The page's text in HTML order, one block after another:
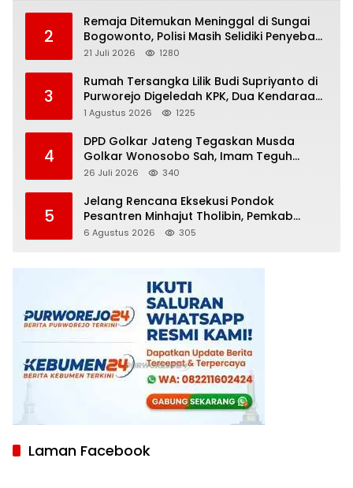
2
Remaja Ditemukan Meninggal di Sungai
Bogowonto, Polisi Masih Selidiki Penyebab
Kematian
21 Juli 2026 1280
3
Rumah Tersangka Lilik Budi Supriyanto di
Purworejo Digeledah KPK, Dua Kendaraan
Diamankan
1 Agustus 2026 1225
4
DPD Golkar Jateng Tegaskan Musda
Golkar Wonosobo Sah, Imam Teguh
Purnomo Terpilih Secara Aklamasi
26 Juli 2026 340
5
Jelang Rencana Eksekusi Pondok
Pesantren Minhajut Tholibin, Pemkab
Purworejo Dorong Penundaan hingga
6 Agustus 2026 305
Laman Facebook